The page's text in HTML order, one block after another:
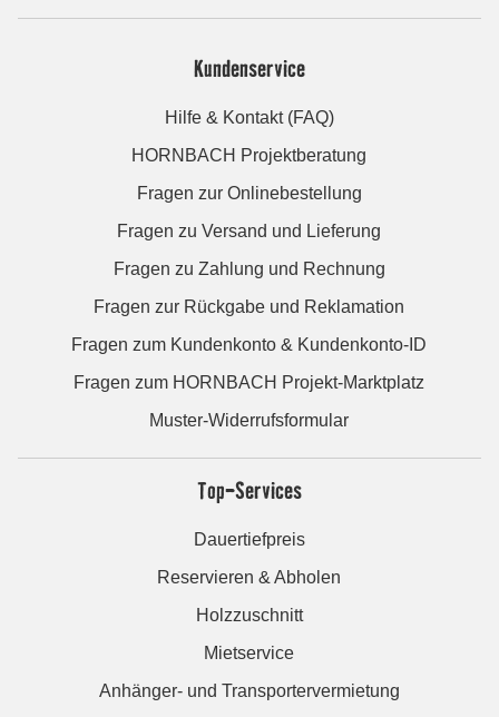
Kundenservice
Hilfe & Kontakt (FAQ)
HORNBACH Projektberatung
Fragen zur Onlinebestellung
Fragen zu Versand und Lieferung
Fragen zu Zahlung und Rechnung
Fragen zur Rückgabe und Reklamation
Fragen zum Kundenkonto & Kundenkonto-ID
Fragen zum HORNBACH Projekt-Marktplatz
Muster-Widerrufsformular
Top-Services
Dauertiefpreis
Reservieren & Abholen
Holzzuschnitt
Mietservice
Anhänger- und Transportervermietung